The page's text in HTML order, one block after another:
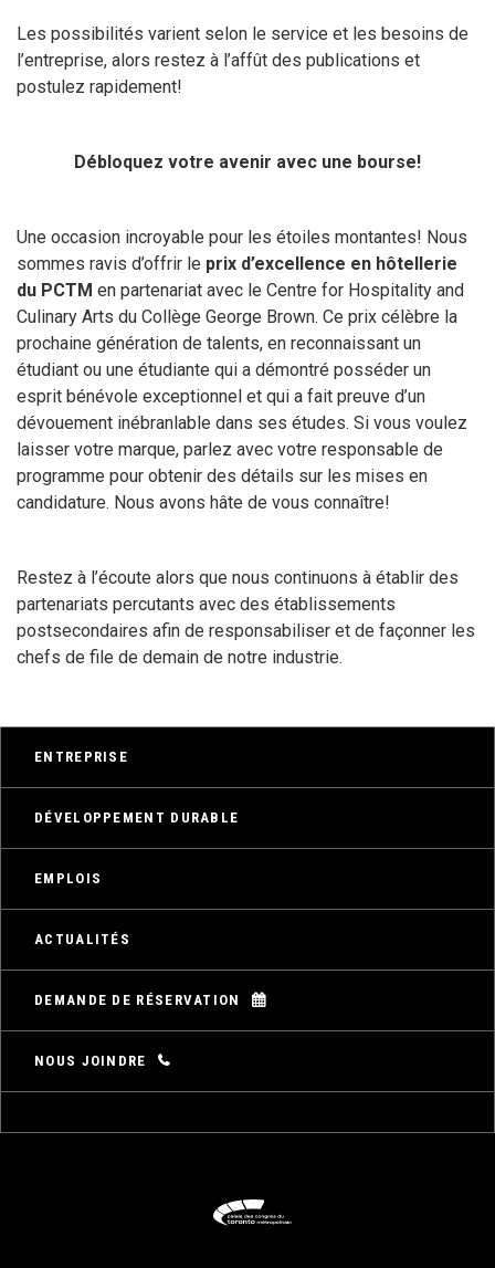
Les possibilités varient selon le service et les besoins de
l’entreprise, alors restez à l’affût des publications et
postulez rapidement!
Débloquez votre avenir avec une bourse!
Une occasion incroyable pour les étoiles montantes! Nous
sommes ravis d’offrir le prix d’excellence en hôtellerie
du PCTM en partenariat avec le Centre for Hospitality and
Culinary Arts du Collège George Brown. Ce prix célèbre la
prochaine génération de talents, en reconnaissant un
étudiant ou une étudiante qui a démontré posséder un
esprit bénévole exceptionnel et qui a fait preuve d’un
dévouement inébranlable dans ses études. Si vous voulez
laisser votre marque, parlez avec votre responsable de
programme pour obtenir des détails sur les mises en
candidature. Nous avons hâte de vous connaître!
Restez à l’écoute alors que nous continuons à établir des
partenariats percutants avec des établissements
postsecondaires afin de responsabiliser et de façonner les
chefs de file de demain de notre industrie.
ENTREPRISE
DÉVELOPPEMENT DURABLE
EMPLOIS
ACTUALITÉS
DEMANDE DE RÉSERVATION
NOUS JOINDRE